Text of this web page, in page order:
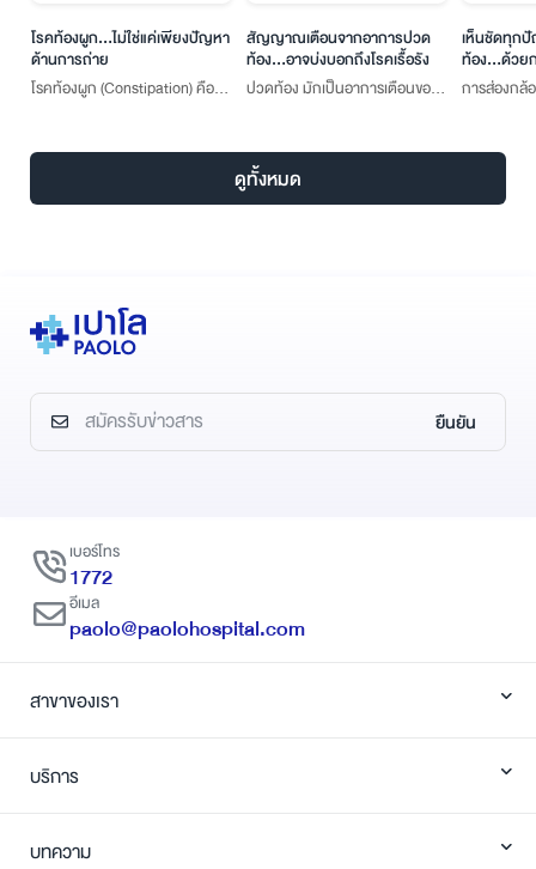
โรคท้องผูก...ไม่ใช่แค่เพียงปัญหา
ด้านการถ่าย
โรคท้องผูก (Constipation) คือ
เคลื่อนตัวช้าในระหว่างการย่อย
สัญญาณเตือนจากอาการปวด
ท้อง…อาจบ่งบอกถึงโรคเรื้อรัง
ปวดท้อง มักเป็นอาการเตือนของ
ที่แท้จริง โรคอาจลุกลามรุนแรงจน
ต้องผ่าตัดฉุกเฉิน
เห็นชัดทุก
ท้อง...ด้วย
อาหาร
การส่องกล้
เกี่ยวกับร
มองเห็นภา
อาหารได้อ
ดูทั้งหมด
ยืนยัน
เบอร์โทร
1772
อีเมล
paolo@paolohospital.com
สาขาของเรา
บริการ
บทความ